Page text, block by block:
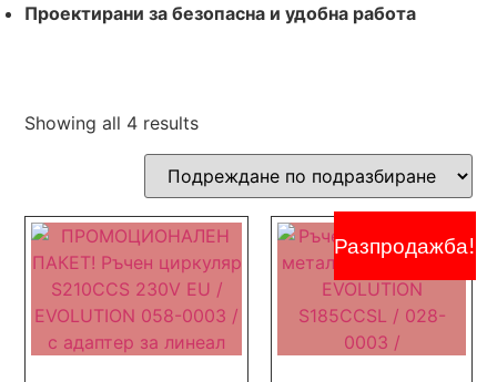
Проектирани за безопасна и удобна работа
Showing all 4 results
Разпродажба!